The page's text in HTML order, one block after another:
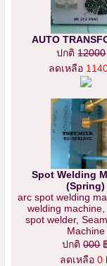
AUTO
ปกติ12000
ลดเหลือ
Spot Welding
(Spring)
arc spot welding
welding
spot welder,
Machine
ปกติ000
ลดเหลือ 0